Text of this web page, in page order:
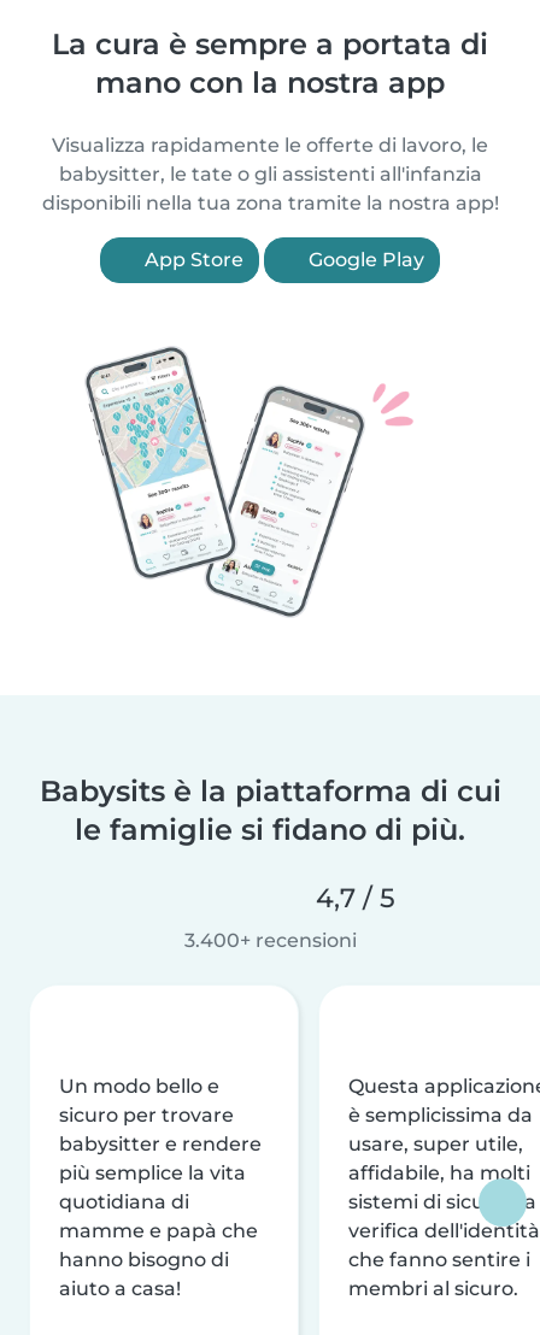
La cura è sempre a portata di
mano con la nostra app
Visualizza rapidamente le offerte di lavoro, le
babysitter, le tate o gli assistenti all'infanzia
disponibili nella tua zona tramite la nostra app!
App Store Google Play
Babysits è la piattaforma di cui
le famiglie si fidano di più.
4,7 / 5
3.400+ recensioni
Un modo bello e
sicuro per trovare
babysitter e rendere
più semplice la vita
quotidiana di
mamme e papà che
hanno bisogno di
aiuto a casa!
Questa
è semplicissima da
usare, super utile,
affidabile, ha molti
sistemi di sicurezza
verifica dell'identità
che fanno sentire i
membri al sicuro.